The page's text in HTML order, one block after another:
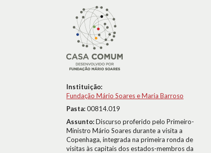
Instituição:
Fundação Mário Soares e Maria Barroso
Pasta:00814.019
Assunto:Discurso proferido pelo Primeiro-
Ministro Mário Soares durante a visita a
Copenhaga, integrada na primeira ronda de
visitas às capitais dos estados-membros da